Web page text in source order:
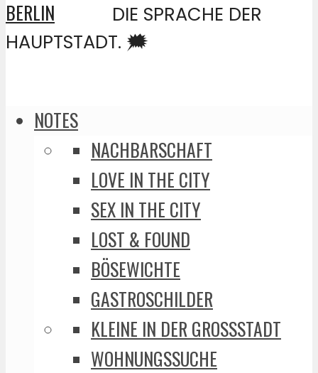
DIE SPRACHE DER
HAUPTSTADT. 🗯️
NOTES
NACHBARSCHAFT
LOVE IN THE CITY
SEX IN THE CITY
LOST & FOUND
BÖSEWICHTE
GASTROSCHILDER
KLEINE IN DER GROSSSTADT
WOHNUNGSSUCHE